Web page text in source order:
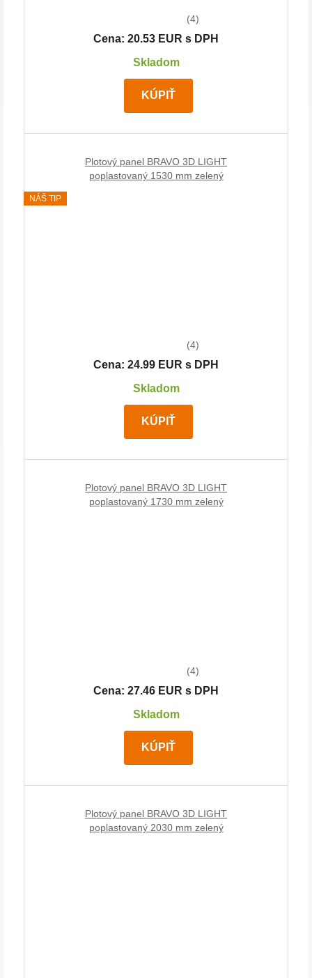
(4)
Cena: 20.53 EUR s DPH
Skladom
KÚPIŤ
Plotový panel BRAVO 3D LIGHT
poplastovaný 1530 mm zelený
NÁŠ TIP
(4)
Cena: 24.99 EUR s DPH
Skladom
KÚPIŤ
Plotový panel BRAVO 3D LIGHT
poplastovaný 1730 mm zelený
(4)
Cena: 27.46 EUR s DPH
Skladom
KÚPIŤ
Plotový panel BRAVO 3D LIGHT
poplastovaný 2030 mm zelený